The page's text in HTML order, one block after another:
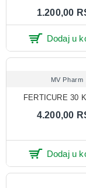
1.200,00
Dodaj u
MV Pharm
FERTICURE 30
4.200,00
Dodaj u